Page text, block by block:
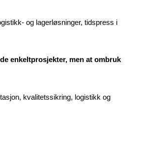
og lagerløsninger, tidspress i
enkeltprosjekter, men at ombruk
kvalitetssikring, logistikk og